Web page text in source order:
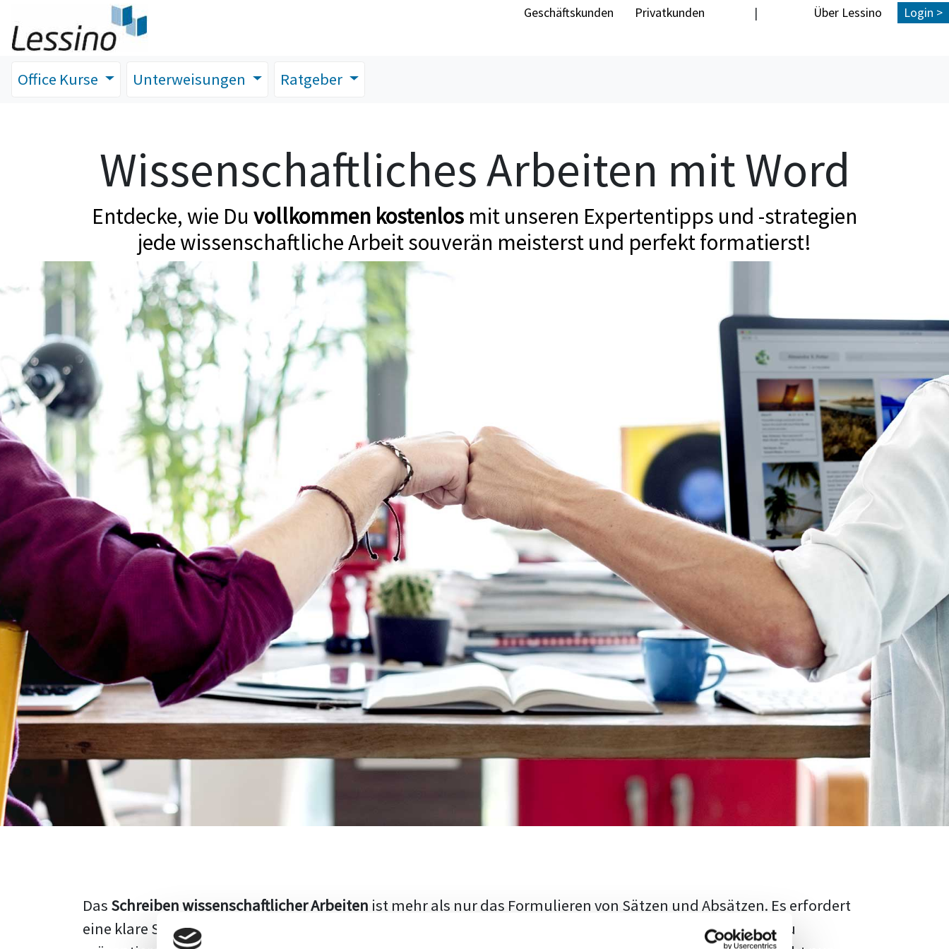
Geschäftskunden Privatkunden | Über Lessino Login >
Office Kurse Unterweisungen Ratgeber
Wissenschaftliches Arbeiten mit Word
Entdecke, wie Du vollkommen kostenlos mit unseren Expertentipps und -strategien
jede wissenschaftliche Arbeit souverän meisterst und perfekt formatierst!
Das Schreiben wissenschaftlicher Arbeiten ist mehr als nur das Formulieren von Sätzen und Absätzen. Es erfordert
eine klare Struktur, einen logischen Aufbau und die Fähigkeit, den aktuellen Forschungsstand adäquat zu